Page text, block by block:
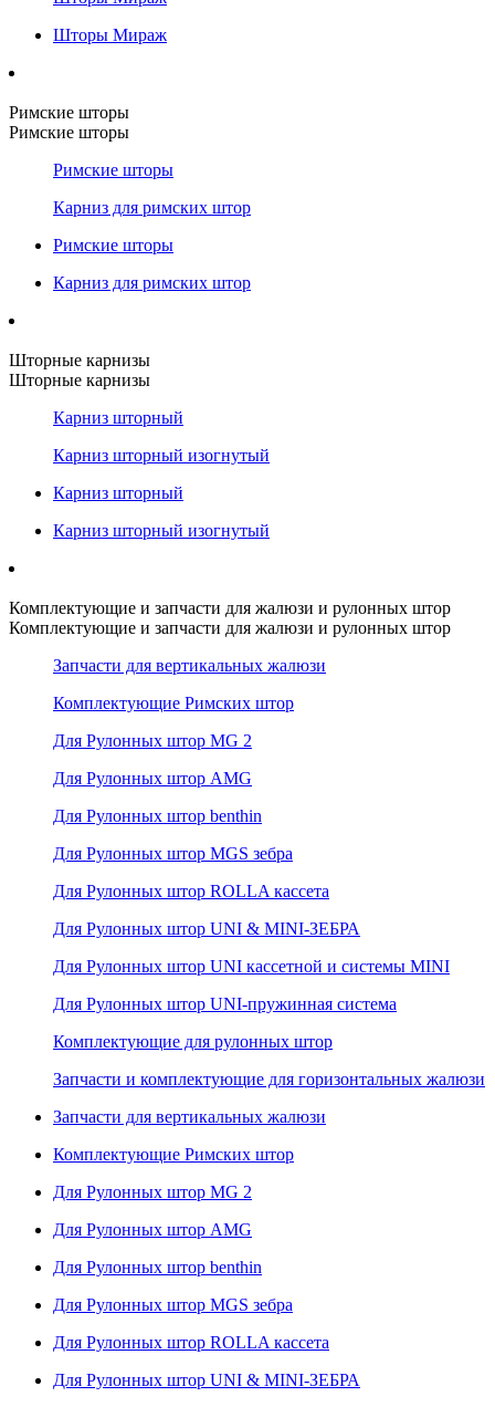
Шторы Мираж
Римские шторы
Римские шторы
Римские шторы
Карниз для римских штор
Римские шторы
Карниз для римских штор
Шторные карнизы
Шторные карнизы
Карниз шторный
Карниз шторный изогнутый
Карниз шторный
Карниз шторный изогнутый
Комплектующие и запчасти для жалюзи и рулонных штор
Комплектующие и запчасти для жалюзи и рулонных штор
Запчасти для вертикальных жалюзи
Комплектующие Римских штор
Для Рулонных штор MG 2
Для Рулонных штор AMG
Для Рулонных штор benthin
Для Рулонных штор MGS зебра
Для Рулонных штор ROLLA кассета
Для Рулонных штор UNI & MINI-ЗЕБРА
Для Рулонных штор UNI кассетной и системы MINI
Для Рулонных штор UNI-пружинная система
Комплектующие для рулонных штор
Запчасти и комплектующие для горизонтальных жалюзи
Запчасти для вертикальных жалюзи
Комплектующие Римских штор
Для Рулонных штор MG 2
Для Рулонных штор AMG
Для Рулонных штор benthin
Для Рулонных штор MGS зебра
Для Рулонных штор ROLLA кассета
Для Рулонных штор UNI & MINI-ЗЕБРА